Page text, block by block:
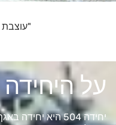
"עוצבת
על היחידה
יחידה 504 היא